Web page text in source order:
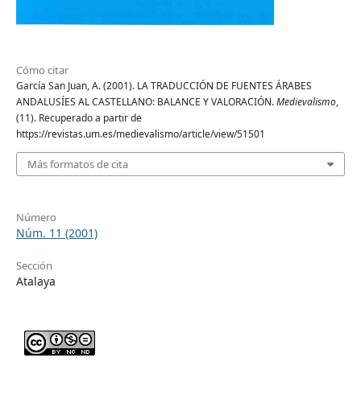
Cómo citar
García San Juan, A. (2001). LA TRADUCCIÓN DE FUENTES ÁRABES
ANDALUSÍES AL CASTELLANO: BALANCE Y VALORACIÓN.Medievalismo,
(11). Recuperado a partir de
https://revistas.um.es/medievalismo/article/view/51501
Más formatos de cita
Número
Núm. 11 (2001)
Sección
Atalaya